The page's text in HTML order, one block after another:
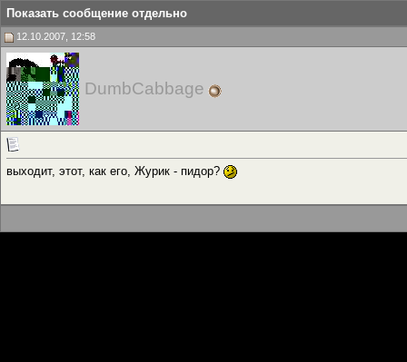
Показать сообщение отдельно
12.10.2007, 12:58
DumbCabbage
выходит, этот, как его, Журик - пидор?